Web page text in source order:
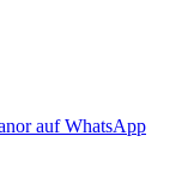
auf WhatsApp